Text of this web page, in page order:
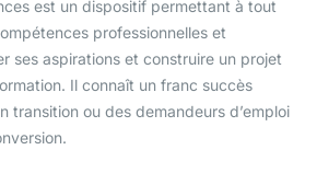
est un dispositif permettant à tout
professionnelles et
ses aspirations et construire un projet
Il connaît un franc succès
transition ou des demandeurs d’emploi